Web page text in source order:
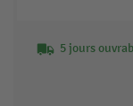
5 jours